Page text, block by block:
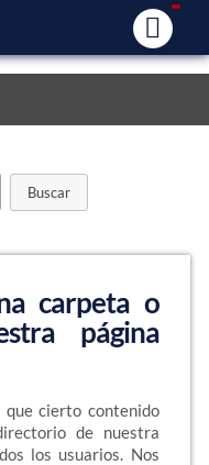
carpeta o
página
que cierto contenido
de nuestra
los usuarios. Nos